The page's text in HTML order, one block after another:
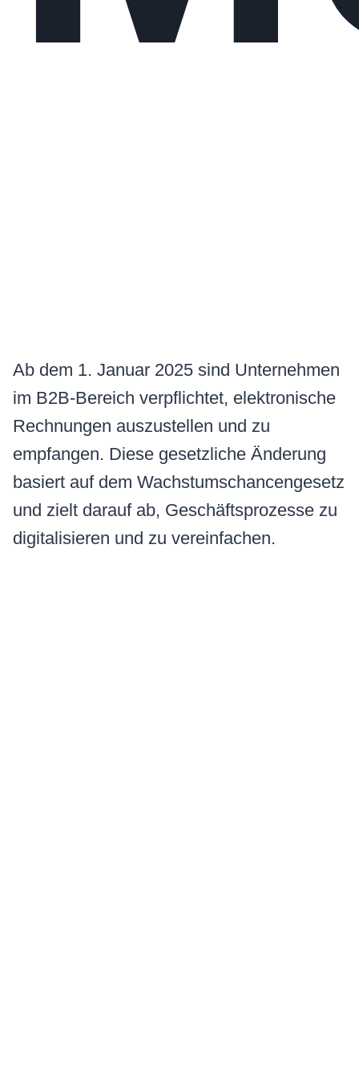
Ab dem 1. Januar 2025 sind Unternehmen
im B2B-Bereich verpflichtet, elektronische
Rechnungen auszustellen und zu
empfangen. Diese gesetzliche Änderung
basiert auf dem Wachstumschancengesetz
und zielt darauf ab, Geschäftsprozesse zu
digitalisieren und zu vereinfachen.